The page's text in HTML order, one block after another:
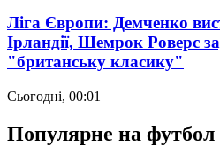
Ліга Європи: Демченко
Ірландії, Шемрок Роверс
"британську класику"
Сьогодні, 00:01
Популярне на футбол